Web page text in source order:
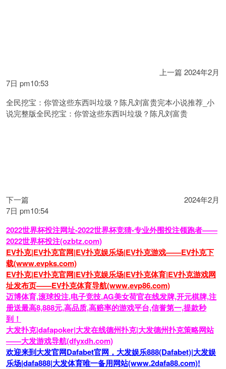
上一篇 2024年2月
7日 pm10:53
全民挖宝：你管这些东西叫垃圾？陈凡刘富贵完本小说推荐_小
说完整版全民挖宝：你管这些东西叫垃圾？陈凡刘富贵
下一篇
2024年2月
7日 pm10:54
2022世界杯投注网址-2022世界杯竞猜-专业外围投注领跑者——
2022世界杯投注(ozbtz.com)
EV扑克|EV扑克官网|EV扑克娱乐场|EV扑克游戏——EV扑克下
载(www.evpks.com)
EV扑克|EV扑克官网|EV扑克娱乐场|EV扑克体育|EV扑克游戏网
址发布页——EV扑克体育导航(www.evp86.com)
迈博体育,滚球投注,电子竞技,AG美女荷官在线发牌,开元棋牌,注
册送最高8,888元,高品质,高赔率的游戏平台,信誉第一,提款秒
到！
大发扑克|dafapoker|大发在线德州扑克|大发德州扑克策略网站
——大发游戏导航(dfyxdh.com)
欢迎来到大发官网Dafabet官网，大发娱乐888(Dafabet)|大发娱
乐场|dafa888|大发体育唯一备用网站(www.2dafa88.com)!